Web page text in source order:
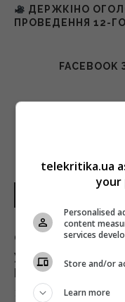
ДЕРЖКІНО
ПРОВЕДЕННЯ 12-
Одеса вночі
удар за весь час
Коваленко
13:59 неділя, 09 серпня
telekritika.ua
your
Personalised
content
services
Store and/or
Learn more